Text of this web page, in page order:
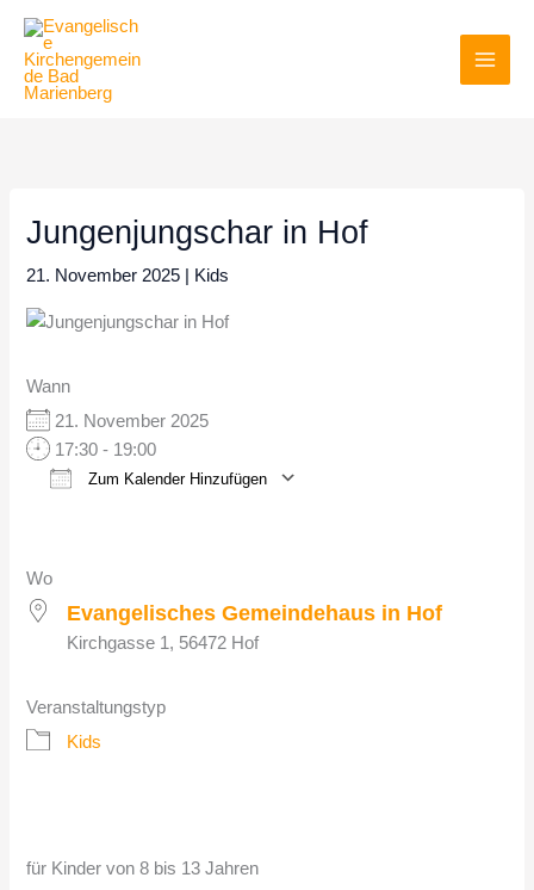
Inhalt
springen
Jungenjungschar in Hof
21. November 2025 Kids
Wann
21. November 2025
17:30 - 19:00
Zum Kalender Hinzufügen
Wo
Evangelisches Gemeindehaus in Hof
Kirchgasse 1, 56472 Hof
Veranstaltungstyp
Kids
für Kinder von 8 bis 13 Jahren